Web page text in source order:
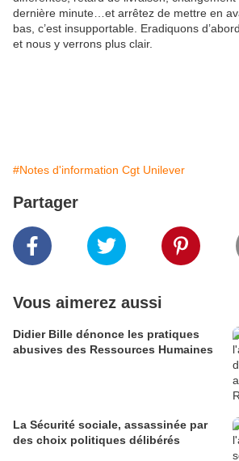
dernière minute…et arrêtez de mettre en
bas, c’est insupportable. Eradiquons
et nous y verrons plus clair.
#Notes d'information Cgt Unilever
Partager
Vous aimerez aussi
Didier Bille dénonce les pratiques
abusives des Ressources Humaines
La Sécurité sociale, assassinée par
des choix politiques délibérés